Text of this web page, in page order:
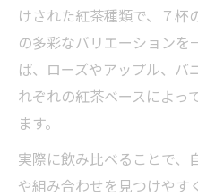
けされた紅茶種類で、７杯
の多彩なバリエーションを
ば、ローズやアップル、バ
れぞれの紅茶ベースによっ
ます。
実際に飲み比べることで、
や組み合わせを見つけやす